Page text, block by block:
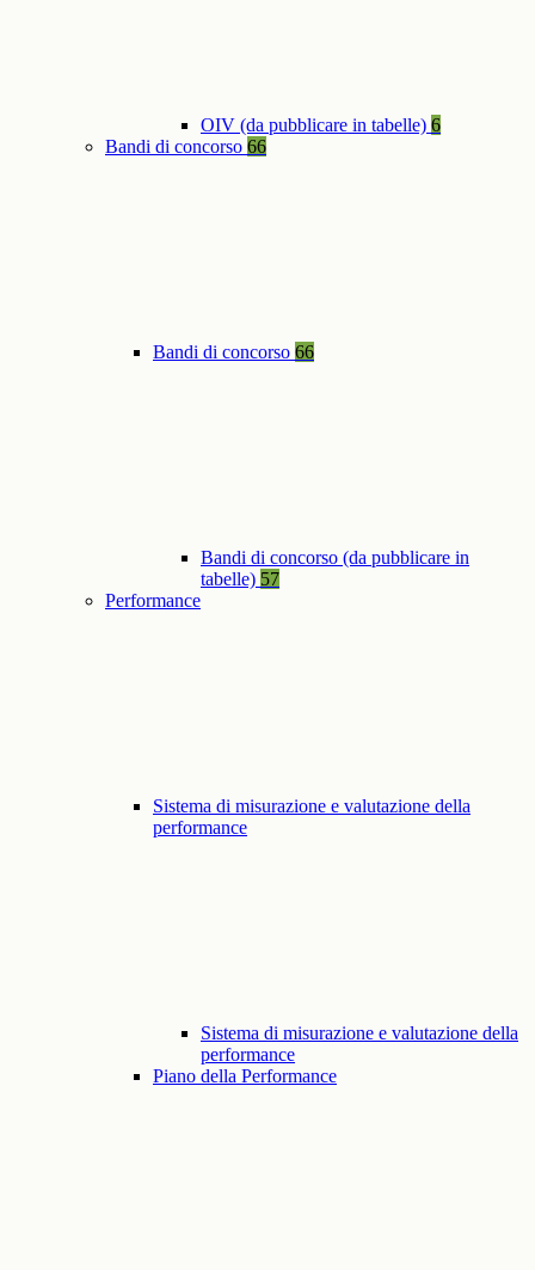
OIV (da pubblicare in tabelle) 6
Bandi di concorso 66
Bandi di concorso 66
Bandi di concorso (da pubblicare in
tabelle) 57
Performance
Sistema di misurazione e valutazione della
performance
Sistema di misurazione e valutazione della
performance
Piano della Performance